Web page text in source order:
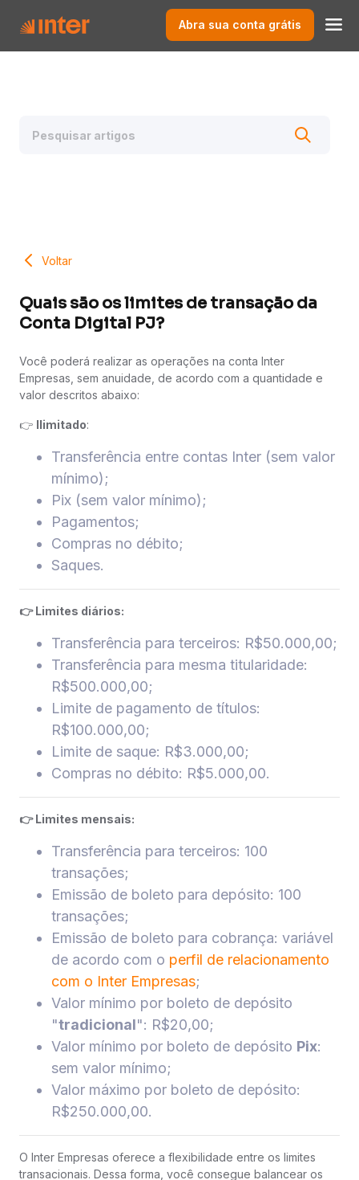
Abra sua conta grátis
Voltar
Quais são os limites de transação da
Conta Digital PJ?
Você poderá realizar as operações na conta Inter
Empresas, sem anuidade, de acordo com a quantidade e
valor descritos abaixo:
👉 Ilimitado:
Transferência entre contas Inter (sem valor
mínimo);
Pix (sem valor mínimo);
Pagamentos;
Compras no débito;
Saques.
👉 Limites diários:
Transferência para terceiros: R$50.000,00;
Transferência para mesma titularidade:
R$500.000,00;
Limite de pagamento de títulos:
R$100.000,00;
Limite de saque: R$3.000,00;
Compras no débito: R$5.000,00.
👉 Limites mensais:
Transferência para terceiros: 100
transações;
Emissão de boleto para depósito: 100
transações;
Emissão de boleto para cobrança: variável
de acordo com o perfil de relacionamento
com o Inter Empresas;
Valor mínimo por boleto de depósito
"tradicional": R$20,00;
Valor mínimo por boleto de depósito Pix:
sem valor mínimo;
Valor máximo por boleto de depósito:
R$250.000,00.
O Inter Empresas oferece a flexibilidade entre os limites
transacionais. Dessa forma, você consegue balancear os